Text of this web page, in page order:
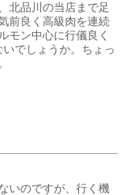
北品川の当店まで足
前良く高級肉を連続
モン中心に行儀良く
でしょうか。ちょっ
いのですが、行く機